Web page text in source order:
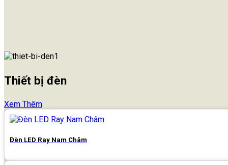
Thiết bị đèn
Xem Thêm
Đèn LED Ray Nam Châm